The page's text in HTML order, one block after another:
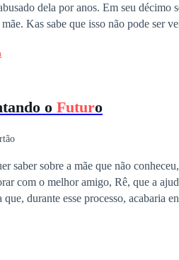
dela por anos. Em seu décimo
Kas sabe que isso não pode ser
pronta para desistir da vida, o
loba acredita que ela deveria ser?
o Futuro
saber sobre a mãe que não
com o melhor amigo, Rê, que a
que, durante esse processo, acabaria